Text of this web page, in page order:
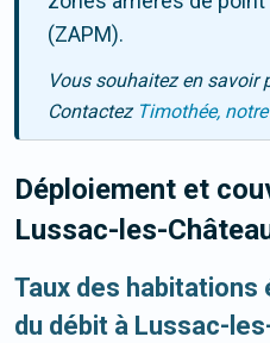
(ZAPM).
Vous souhaitez en savoir
Contactez Timothée,
Déploiement et
Lussac-les-
Taux des
du débit à Lussac-